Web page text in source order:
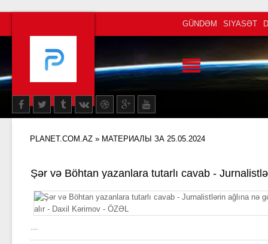
GÜNDƏM SIYASƏT
PLANET.COM.AZ » МАТЕРИАЛЫ ЗА 25.05.2024
Şər və Böhtan yazanlara tutarlı cavab -
onu da qələmi ələ alır - Daxil Kərimov - ÖZƏL
....